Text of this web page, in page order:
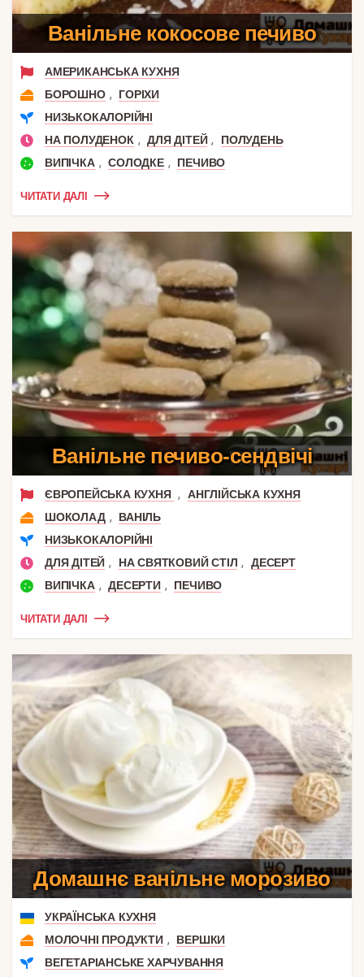
Ванільне кокосове печиво
АМЕРИКАНСЬКА КУХНЯ
БОРОШНО ,
ГОРІХИ
НИЗЬКОКАЛОРІЙНІ
НА ПОЛУДЕНОК , ДЛЯ ДІТЕЙ ,
ПОЛУДЕНЬ
ВИПІЧКА , СОЛОДКЕ , ПЕЧИВО
ЧИТАТИ ДАЛІ
Ванільне печиво-сендвічі
ЄВРОПЕЙСЬКА КУХНЯ ,
АНГЛІЙСЬКА КУХНЯ
ШОКОЛАД ,
ВАНІЛЬ
НИЗЬКОКАЛОРІЙНІ
ДЛЯ ДІТЕЙ , НА СВЯТКОВИЙ СТІЛ ,
ДЕСЕРТ
ВИПІЧКА , ДЕСЕРТИ , ПЕЧИВО
ЧИТАТИ ДАЛІ
Домашнє ванільне морозиво
УКРАЇНСЬКА КУХНЯ
МОЛОЧНІ ПРОДУКТИ ,
ВЕРШКИ
ВЕГЕТАРІАНСЬКЕ ХАРЧУВАННЯ